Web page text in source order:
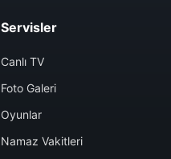
Servisler
Canlı TV
Foto Galeri
Oyunlar
Namaz Vakitleri